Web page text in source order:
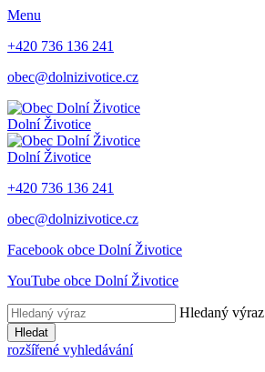
Menu
+420 736 136 241
obec@dolnizivotice.cz
Dolní Životice
Dolní Životice
+420 736 136 241
obec@dolnizivotice.cz
Facebook obce Dolní Životice
YouTube obce Dolní Životice
Hledaný výraz
Hledat
rozšířené vyhledávání